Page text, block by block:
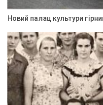
Новий палац культури